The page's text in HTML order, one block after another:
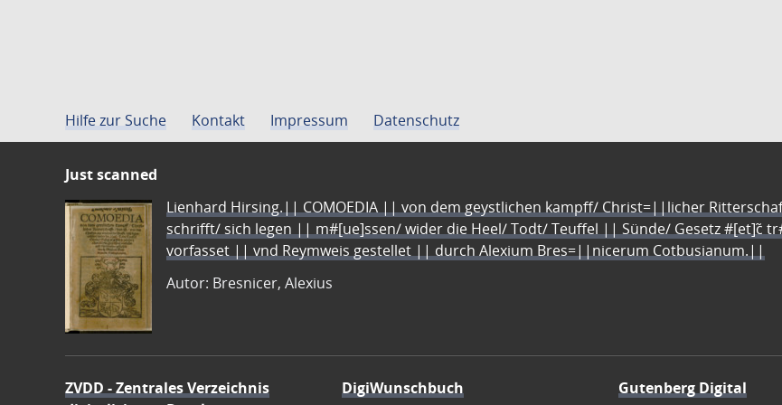
Hilfe zur Suche Kontakt Impressum Datenschutz
Just scanned
Lienhard Hirsing.|| COMOEDIA || von dem geystlichen kampff/ Christ=||licher
schrifft/ sich legen || m#[ue]ssen/ wider die Heel/ Todt/ Teuffel || Sünde/ Gesetz #[et]c̃
vorfasset || vnd Reymweis gestellet || durch Alexium Bres=||nicerum Cotbusianum.||
Autor: Bresnicer, Alexius
ZVDD - Zentrales Verzeichnis
DigiWunschbuch Gutenberg Digital